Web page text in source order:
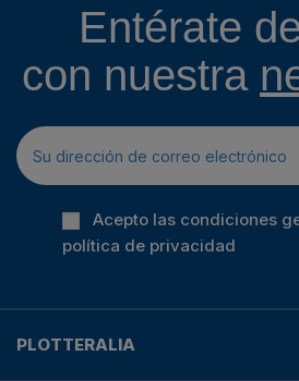
Entérate
con nuestra
Acepto las condiciones
política de privacidad
PLOTTERALIA